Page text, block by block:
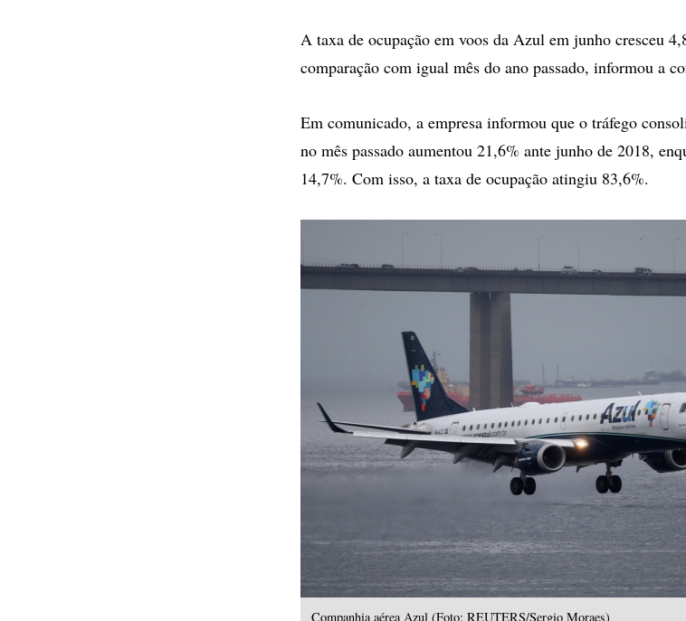
A taxa de ocupação em voos da Azul em junho cresceu
comparação com igual mês do ano passado, informou a
Em comunicado, a empresa informou que o tráfego
no mês passado aumentou 21,6% ante junho de 2018,
14,7%. Com isso, a taxa de ocupação atingiu 83,6%.
Companhia aérea Azul (Foto: REUTERS/Sergio Moraes)